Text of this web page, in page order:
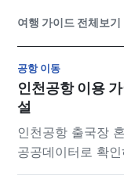
여행 가이드 전체보기
공항 이동
인천공항 이용
설
인천공항 출국장
공공데이터로 확